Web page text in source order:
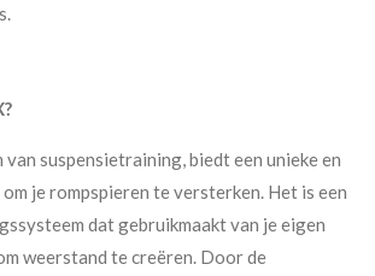
van suspensietraining, biedt een unieke en
je rompspieren te versterken. Het is een
dat gebruikmaakt van je eigen
weerstand te creëren. Door de